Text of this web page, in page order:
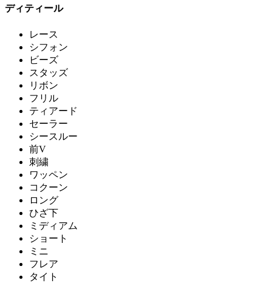
ディティール
レース
シフォン
ビーズ
スタッズ
リボン
フリル
ティアード
セーラー
シースルー
前V
刺繍
ワッペン
コクーン
ロング
ひざ下
ミディアム
ショート
ミニ
フレア
タイト